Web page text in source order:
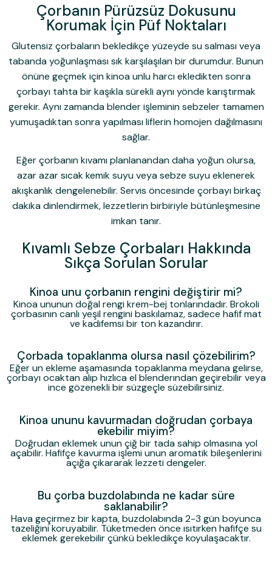
Çorbanın Pürüzsüz Dokusunu
Korumak İçin Püf Noktaları
Glutensiz çorbaların bekledikçe yüzeyde su salması veya
tabanda yoğunlaşması sık karşılaşılan bir durumdur. Bunun
önüne geçmek için kinoa unlu harcı ekledikten sonra
çorbayı tahta bir kaşıkla sürekli aynı yönde karıştırmak
gerekir. Aynı zamanda blender işleminin sebzeler tamamen
yumuşadıktan sonra yapılması liflerin homojen dağılmasını
sağlar.
Eğer çorbanın kıvamı planlanandan daha yoğun olursa,
azar azar sıcak kemik suyu veya sebze suyu eklenerek
akışkanlık dengelenebilir. Servis öncesinde çorbayı birkaç
dakika dinlendirmek, lezzetlerin birbiriyle bütünleşmesine
imkan tanır.
Kıvamlı Sebze Çorbaları Hakkında
Sıkça Sorulan Sorular
Kinoa unu çorbanın rengini değiştirir mi?
Kinoa ununun doğal rengi krem-bej tonlarındadır. Brokoli
çorbasının canlı yeşil rengini baskılamaz, sadece hafif mat
ve kadifemsi bir ton kazandırır.
Çorbada topaklanma olursa nasıl çözebilirim?
Eğer un ekleme aşamasında topaklanma meydana gelirse,
çorbayı ocaktan alıp hızlıca el blenderından geçirebilir veya
ince gözenekli bir süzgeçle süzebilirsiniz.
Kinoa ununu kavurmadan doğrudan çorbaya
ekebilir miyim?
Doğrudan eklemek unun çiğ bir tada sahip olmasına yol
açabilir. Hafifçe kavurma işlemi unun aromatik bileşenlerini
açığa çıkararak lezzeti dengeler.
Bu çorba buzdolabında ne kadar süre
saklanabilir?
Hava geçirmez bir kapta, buzdolabında 2-3 gün boyunca
tazeliğini koruyabilir. Tüketmeden önce ısıtırken hafifçe su
eklemek gerekebilir çünkü bekledikçe koyulaşacaktır.